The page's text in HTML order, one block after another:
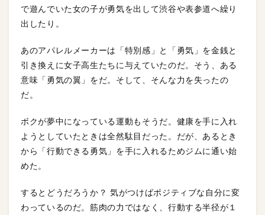
で遊んでいた女の子が勇気を出して渋谷や表参道へ繰り
出したり。
あのアパレルメーカーは「特別感」と「勇気」を金銭と
引き換えに女子高生たちに与えていたのだ。そう、ある
意味「勇気の翼」をだ。そして、そんな力を失ったの
だ。
ボクが夢中になっている運動もそうだ。健康を手に入れ
ようとしていたときは全然駄目だった。だが、あるとき
から「行動できる勇気」を手に入れるためジムに通い始
めた。
するとどうだろうか？ 気がつけばポジティブな自分に変
わっているのだ。筋肉の力ではなく、行動する半径が１